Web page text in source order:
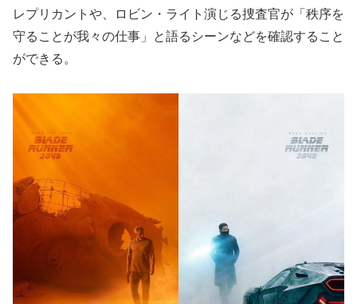
レプリカントや、ロビン・ライト演じる捜査官が「秩序を
守ることが我々の仕事」と語るシーンなどを確認すること
ができる。